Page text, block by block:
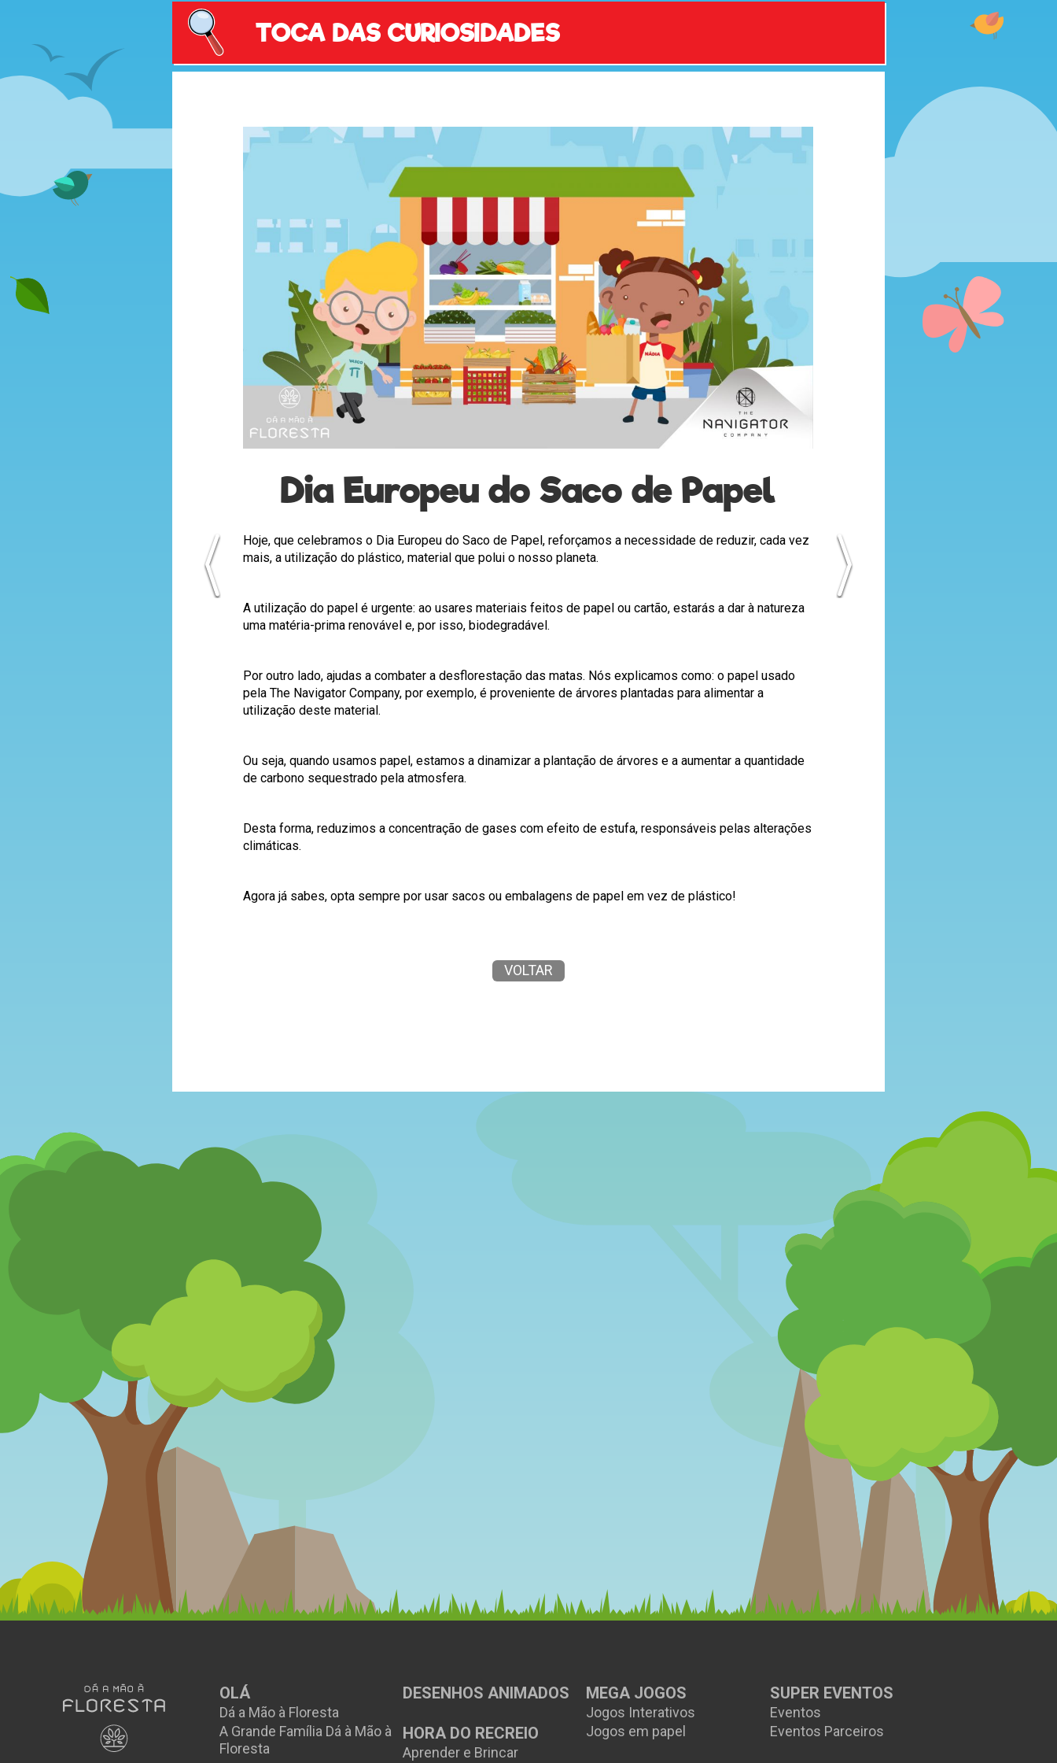
TOCA DAS CURIOSIDADES
Dia Europeu do Saco de Papel
Hoje, que celebramos o Dia Europeu do Saco de Papel, reforçamos a necessidade de reduzir, cada vez
mais, a utilização do plástico, material que polui o nosso planeta.
A utilização do papel é urgente: ao usares materiais feitos de papel ou cartão, estarás a dar à natureza
uma matéria-prima renovável e, por isso, biodegradável.
Por outro lado, ajudas a combater a desflorestação das matas. Nós explicamos como: o papel usado
pela The Navigator Company, por exemplo, é proveniente de árvores plantadas para alimentar a
utilização deste material.
Ou seja, quando usamos papel, estamos a dinamizar a plantação de árvores e a aumentar a quantidade
de carbono sequestrado pela atmosfera.
Desta forma, reduzimos a concentração de gases com efeito de estufa, responsáveis pelas alterações
climáticas.
Agora já sabes, opta sempre por usar sacos ou embalagens de papel em vez de plástico!
VOLTAR
OLÁ
Dá a Mão à Floresta
A Grande Família Dá à Mão à
Floresta
DESENHOS ANIMADOS
HORA DO RECREIO
Aprender e Brincar
MEGA JOGOS
Jogos Interativos
Jogos em papel
SUPER EVENTOS
Eventos
Eventos Parceiros